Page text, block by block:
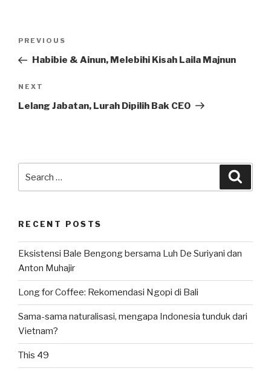
Previous
Post
PREVIOUS
Habibie & Ainun, Melebihi Kisah Laila Majnun
Next
Post
NEXT
Lelang Jabatan, Lurah Dipilih Bak CEO
for:
RECENT POSTS
Eksistensi Bale Bengong bersama Luh De Suriyani dan
Anton Muhajir
Long for Coffee: Rekomendasi Ngopi di Bali
Sama-sama naturalisasi, mengapa Indonesia tunduk dari
Vietnam?
This 49